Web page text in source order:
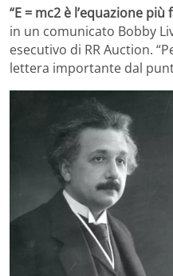
“E = mc2 è l’equazione
in un comunicato Bobby
esecutivo di RR Auction.
lettera importante dal